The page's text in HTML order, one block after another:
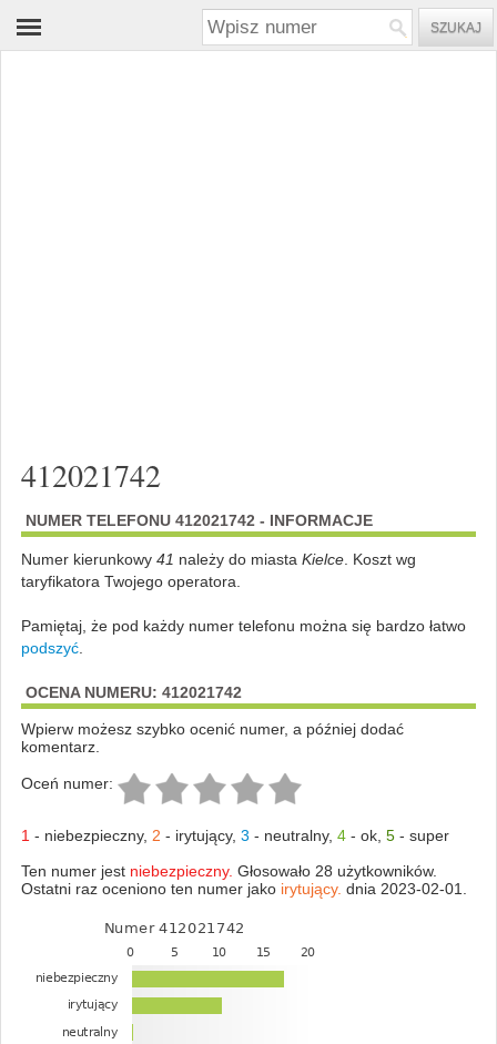
412021742
NUMER TELEFONU 412021742 - INFORMACJE
Numer kierunkowy 41 należy do miasta Kielce. Koszt wg
taryfikatora Twojego operatora.
Pamiętaj, że pod każdy numer telefonu można się bardzo łatwo
podszyć.
OCENA NUMERU: 412021742
Wpierw możesz szybko ocenić numer, a później dodać
komentarz.
Oceń numer:
1 - niebezpieczny, 2 - irytujący, 3 - neutralny, 4- ok, 5- super
Ten numer jest niebezpieczny. Głosowało 28 użytkowników.
Ostatni raz oceniono ten numer jako irytujący. dnia 2023-02-01.